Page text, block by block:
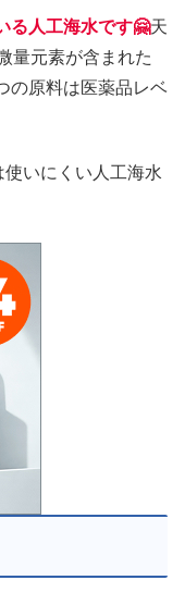
る人工海水です🤗天
量元素が含まれた
の原料は医薬品レベ
いにくい人工海水